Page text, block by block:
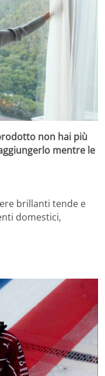
non hai più
mentre le
brillanti tende e
domestici,